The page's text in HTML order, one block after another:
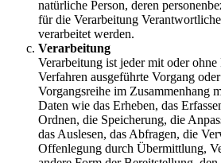
natürliche Person, deren
für die Verarbeitung
verarbeitet werden.
Verarbeitung
Verarbeitung ist jeder mit oder
Verfahren ausgeführte Vorgang
Vorgangsreihe im Zusammenhang
Daten wie das Erheben, das
Ordnen, die Speicherung, die
das Auslesen, das Abfragen, die
Offenlegung durch Übermittlung,